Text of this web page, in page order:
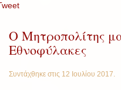
Ο Μητροπολίτης
Εθνοφύλακες
Συντάχθηκε στις 12 Ιουλίου 2017.